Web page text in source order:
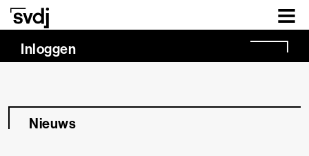
Naar hoofdinhoud
Inloggen
Nieuws